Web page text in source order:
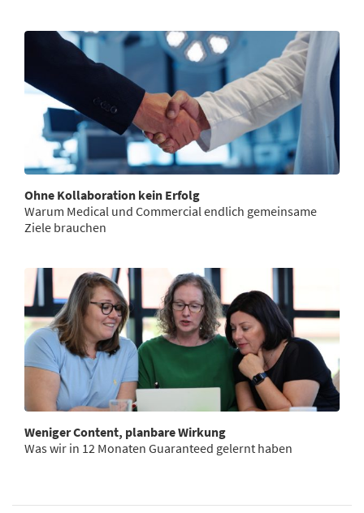
Ohne Kollaboration kein Erfolg
Warum Medical und Commercial endlich gemeinsame
Ziele brauchen
Weniger Content, planbare Wirkung
Was wir in 12 Monaten Guaranteed gelernt haben